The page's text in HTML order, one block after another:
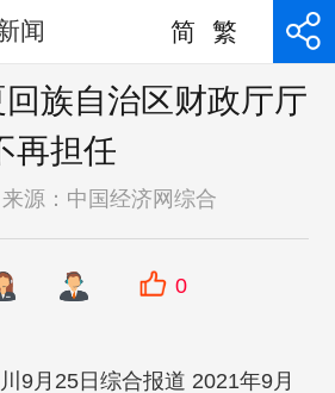
闻 简 繁
族自治区财政厅厅
再担任
源： 中国经济网综合
0
9月25日综合报道 2021年9月